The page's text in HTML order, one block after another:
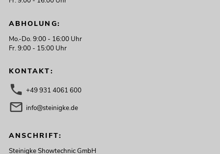
ABHOLUNG:
Mo.-Do. 9:00 - 16:00 Uhr
Fr. 9:00 - 15:00 Uhr
KONTAKT:
+49 931 4061 600
info@steinigke.de
ANSCHRIFT:
Steinigke Showtechnic GmbH